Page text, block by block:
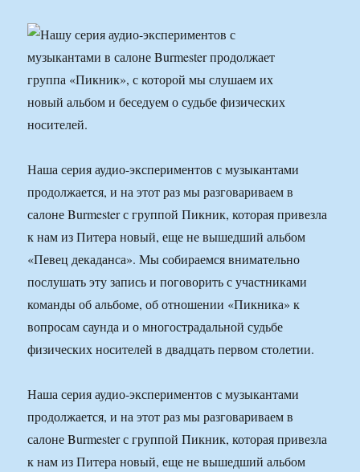
Наша серия аудио-экспериментов с музыкантами
продолжается, и на этот раз мы разговариваем в
салоне Burmester с группой Пикник, которая привезла
к нам из Питера новый, еще не вышедший альбом
«Певец декаданса». Мы собираемся внимательно
послушать эту запись и поговорить с участниками
команды об альбоме, об отношении «Пикника» к
вопросам саунда и о многострадальной судьбе
физических носителей в двадцать первом столетии.
Наша серия аудио-экспериментов с музыкантами
продолжается, и на этот раз мы разговариваем в
салоне Burmester с группой Пикник, которая привезла
к нам из Питера новый, еще не вышедший альбом